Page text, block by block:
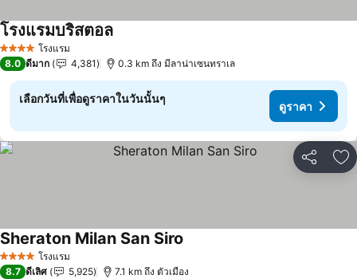
4 ดาว โรงแรม
โรงแรมบริสตอลดูราคา
8.0 ดีมาก 4,381 0.3 km ถึง มีลาน่าเซนทราเล
เลือกวันที่เพื่อดูราคาในวันนั้นๆ
ดูราคา
แชร์ เ
4 ดาว โรงแรม
Sheraton Milan San Siro
8.7 ดีเลิศ 5,925 7.1 km ถึง ตัวเมือง